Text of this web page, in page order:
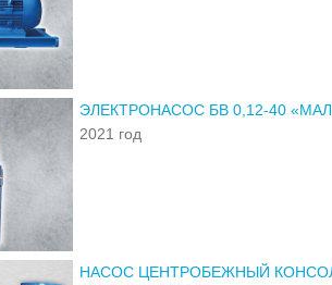
ЭЛЕКТРОНАСОС БВ 0,12-40
2021 год
НАСОС ЦЕНТРОБЕЖНЫЙ